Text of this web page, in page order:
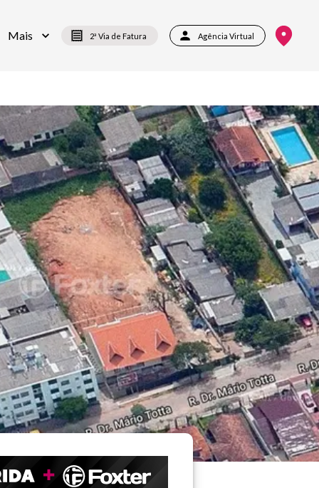
Mais 2ª Via de Fatura Agência Virtual